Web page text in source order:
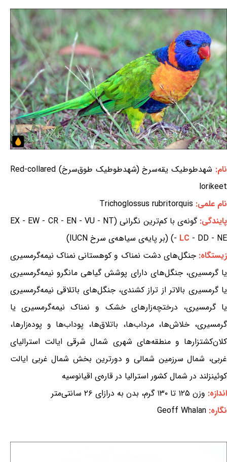
نام:
شهدطوطیک یقه‌سرخ (شهدطوطیک طوق‌سرخ) Red-collared
lorikeet
نام علمی: Trichoglossus rubritorquis
پایندگی:
گونه‌ی با کم‌ترین نگرانی (EX - EW - CR - EN - VU - NT
- LC - DD - NE) (بر پایه‌ی سیاهه‌ی سرخ IUCN)
زیستگاه:جنگل‌های دشت نمناک و کوهستانی نمناک نیمه‌گرمسیری
یا گرمسیری، جنگل‌های دارای پوشش گیاهی مانگرو نیمه‌گرمسیری
یا گرمسیری بالاتر از تراز کشندی، جنگل‌های باتلاقی نیمه‌گرمسیری
یا گرمسیری، درختچه‌زارهای خشک و نمناک نیمه‌گرمسیری یا
گرمسیری، خلاش‌ها، مرداب‌ها، باتلاق‌ها، پوداب‌ها و پوده‌زارها،
کلان‌کشتزارها و منطقه‌های شهری شمال شرقی ایالت استرالیای
غربی، شمال سرزمین شمالی و دورترین بخش شمال غربی ایالت
کوئینزلند در شمال کشور استرالیا در قاره‌ی اقیانوسیه
اندازه: وزن ۱۲۵ تا ۱۳۰ گرم، بدن به درازای ۲۶ سانتی‌متر
نگاره: Geoff Whalan